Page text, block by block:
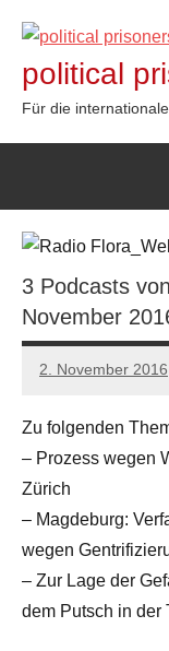
Inhalt
springen
political
Für die
3 Podcasts
November
2. November 2016
admin
Zu folgenden
– Prozess wegen
Zürich
– Magdeburg:
wegen
– Zur Lage der
dem Putsch in der